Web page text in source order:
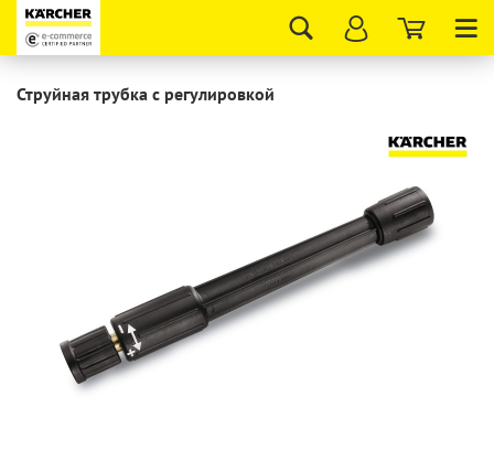
Струйная трубка с регулировкой